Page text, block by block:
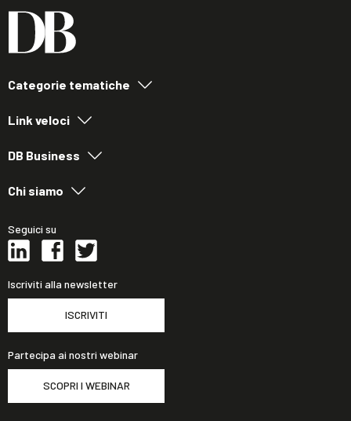
Categorie tematiche
Link veloci
DB Business
Chi siamo
Seguici su
Iscriviti alla newsletter
ISCRIVITI
Partecipa ai nostri webinar
SCOPRI I WEBINAR